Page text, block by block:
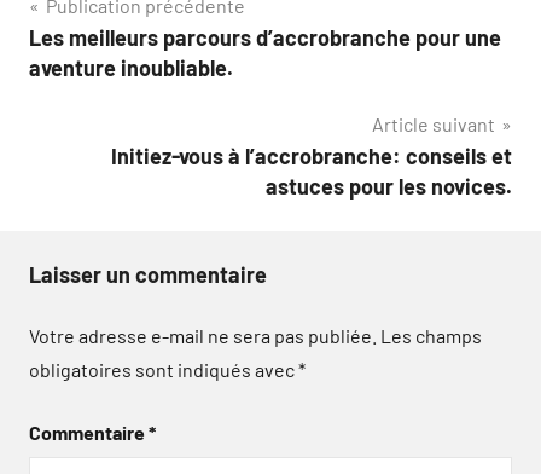
Navigation
de
Publication précédente
Les meilleurs parcours d’accrobranche pour une
aventure inoubliable.
Article suivant
Initiez-vous à l’accrobranche: conseils et
astuces pour les novices.
Laisser un commentaire
Votre adresse e-mail ne sera pas publiée. Les champs
obligatoires sont indiqués avec*
Commentaire*